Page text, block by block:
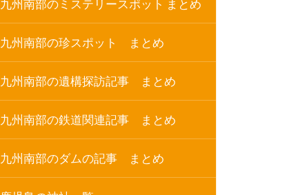
九州南部のミステリースポット まとめ
九州南部の珍スポット まとめ
九州南部の遺構探訪記事 まとめ
九州南部の鉄道関連記事 まとめ
九州南部のダムの記事 まとめ